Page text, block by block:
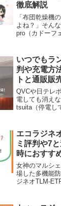
徹底解説
「布団乾燥機
よね？」そん
pro（カドーフ
を調査しまし
い「後悔しな
です。
いつでもラ
判や充電方
トと通販販
QVCや日テレ
電しても消え
tsuita（停電し
クしていきま
境によって感
して使ってみ
う。
エコラジネ
ミ評判や7
時におすす
女神のマルシ
場した多機能
ジネオTLM-